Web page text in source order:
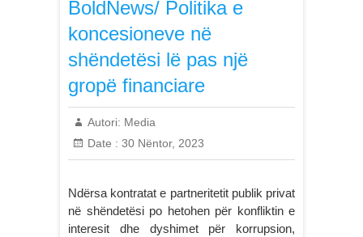
BoldNews/ Politika e
koncesioneve në
shëndetësi lë pas një
gropë financiare
Autori: Media
Date : 30 Nëntor, 2023
Ndërsa kontratat e partneritetit publik privat
në shëndetësi po hetohen për konfliktin e
interesit dhe dyshimet për korrupsion,